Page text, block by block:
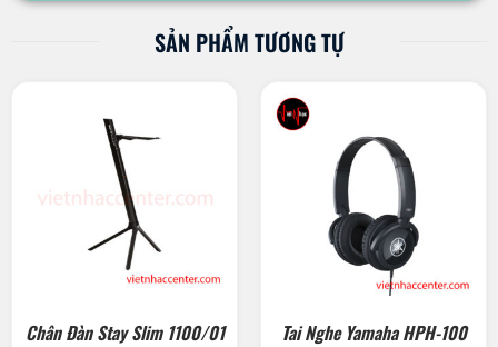
SẢN PHẨM TƯƠNG TỰ
Chân Đàn Stay Slim 1100/01 Tai Nghe Yamaha HPH-100